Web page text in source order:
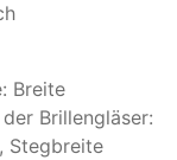
Breite
Brillengläser:
Stegbreite